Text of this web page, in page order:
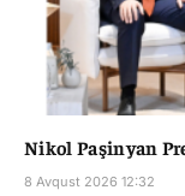
Nikol Paşinyan
8 Avqust 2026 12:32